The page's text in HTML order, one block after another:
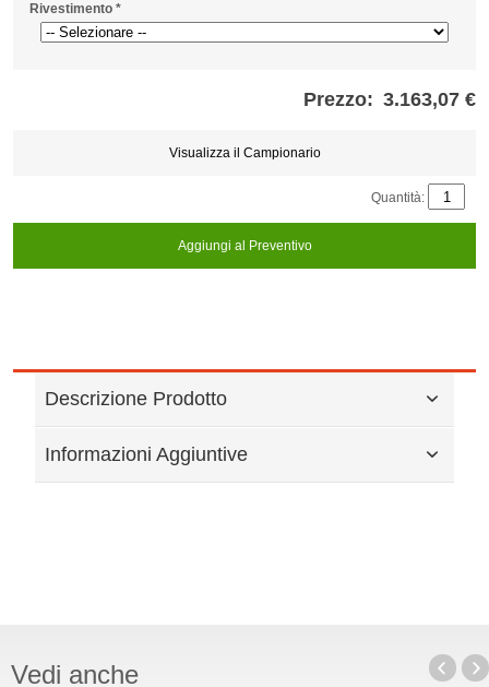
Rivestimento *
Prezzo: 3.163,07 €
Visualizza il Campionario
Quantità:
Aggiungi al Preventivo
Descrizione Prodotto
Informazioni Aggiuntive
Vedi anche